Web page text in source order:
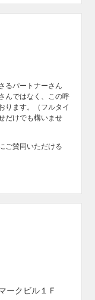
るパートナーさん
んではなく、この呼
ります。（フルタイ
だけでも構いませ
ご賛同いただける
クビル１Ｆ